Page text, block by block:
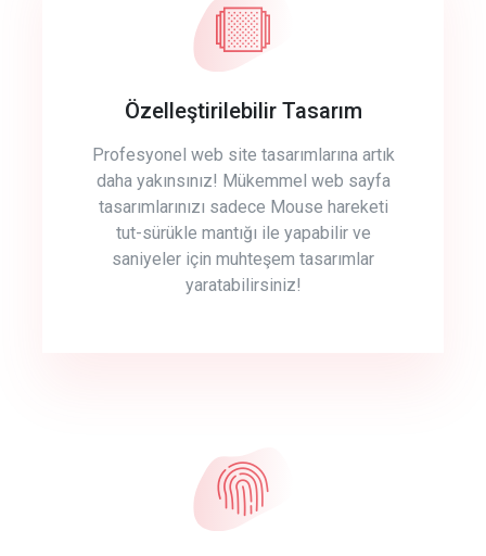
Özelleştirilebilir Tasarım
Profesyonel web site tasarımlarına artık
daha yakınsınız! Mükemmel web sayfa
tasarımlarınızı sadece Mouse hareketi
tut-sürükle mantığı ile yapabilir ve
saniyeler için muhteşem tasarımlar
yaratabilirsiniz!